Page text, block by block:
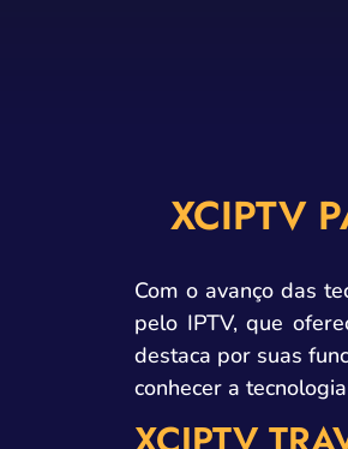
XCIPTV
Com o avanço das
pelo IPTV, que
destaca por suas
conhecer a